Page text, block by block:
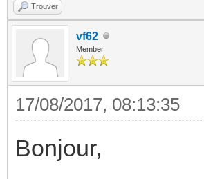
Trouver
vf62
Member
17/08/2017, 08:13:35
Bonjour,